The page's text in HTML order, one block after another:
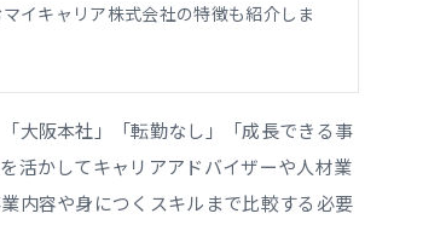
イキャリア株式会社の特徴も紹介しま
大阪本社」「転勤なし」「成長できる事
活かしてキャリアアドバイザーや人材業
内容や身につくスキルまで比較する必要